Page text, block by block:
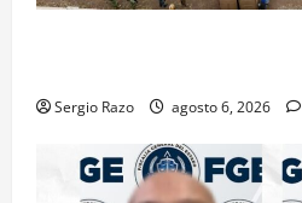
Sergio Razo agosto 6, 2026